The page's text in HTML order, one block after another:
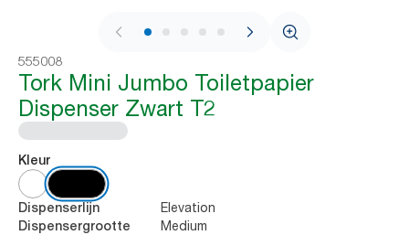
1 / 10
555008
Tork Mini Jumbo Toiletpapier
Dispenser Zwart T2
Kleur
Dispenserlijn Elevation
Dispensergrootte Medium